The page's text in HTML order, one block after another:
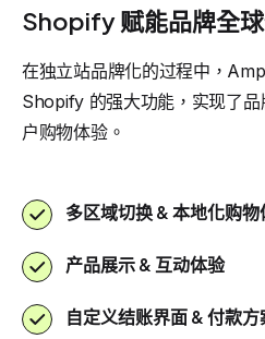
Shopify 赋能品牌全
在独立站品牌化的过程中，
Shopify 的强大功能，实现了品
户购物体验。
多区域切换 & 本地化购物
产品展示 & 互动体验
自定义结账界面 & 付款方